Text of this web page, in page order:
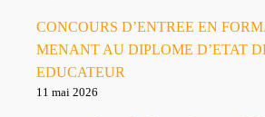
CONCOURS D’ENTREE EN
MENANT AU DIPLOME D’ETAT
EDUCATEUR
11 mai 2026